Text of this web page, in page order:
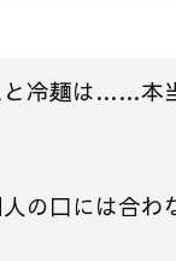
と冷麺は……本
の口には合わ